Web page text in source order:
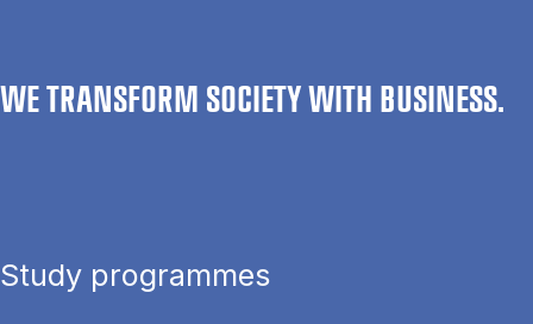
WE TRANSFORM SOCIETY WITH BUSINESS.
Study programmes